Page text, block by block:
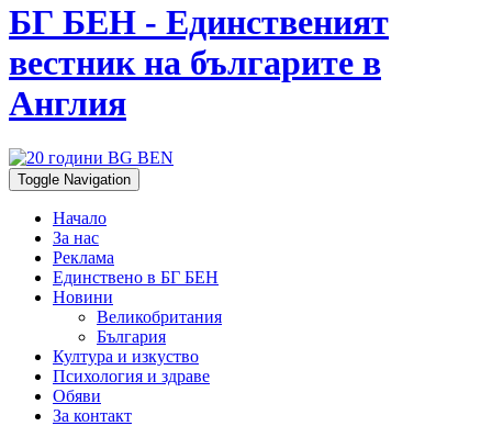
БГ БЕН - Единственият
вестник на българите в
Англия
Toggle Navigation
Начало
За нас
Реклама
Единствено в БГ БЕН
Новини
Великобритания
България
Култура и изкуство
Психология и здраве
Обяви
За контакт